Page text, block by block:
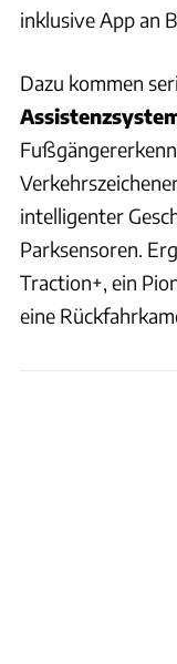
inklusive App an
Dazu kommen
intelligenter
Parksensoren.
Traction+, ein
eine